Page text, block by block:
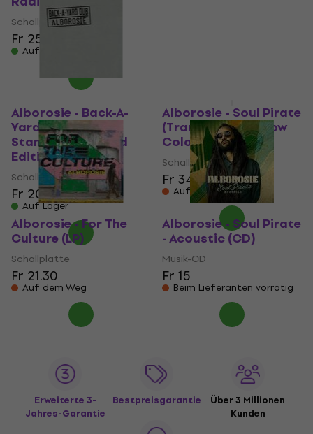
Schallplatte
Fr 25.60
Auf Lager
Alborosie - Back-A-
Yard Dub (Hand
Stamped) (Limited
Edition) (LP)
Schallplatte
Fr 20.30
Auf Lager
Alborosie - Soul Pirate
(Transparent Yellow
Coloured) (LP)
Schallplatte
Fr 34.70
Auf dem Weg
Alborosie - For The
Culture (LP)
Schallplatte
Fr 21.30
Auf dem Weg
Alborosie - Soul Pirate
- Acoustic (CD)
Musik-CD
Fr 15
Beim Lieferanten vorrätig
Erweiterte 3-
Jahres-Garantie
Bestpreisgarantie
Über 3 Millionen
Kunden